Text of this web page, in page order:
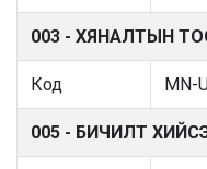
003 - ХЯНАЛТЫН
Код MN-
005 - БИЧИЛТ